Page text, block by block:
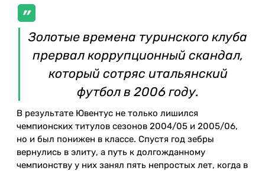
Золотые времена туринского клуба
прервал коррупционный скандал,
который сотряс итальянский
футбол в 2006 году.
В результате Ювентус не только лишился
чемпионских титулов сезонов 2004/05 и 2005/06,
но и был понижен в классе. Спустя год зебры
вернулись в элиту, а путь к долгожданному
чемпионству у них занял пять непростых лет, когда в